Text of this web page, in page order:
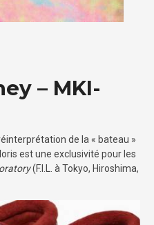
– MKI-
de la « bateau »
est une exclusivité pour les
(F.I.L. à Tokyo, Hiroshima,